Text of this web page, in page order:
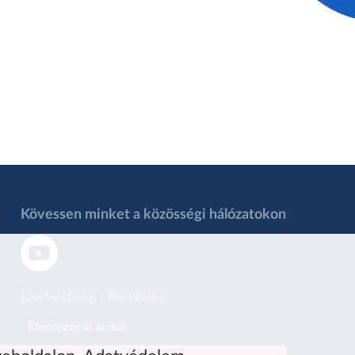
Kövessen minket a közösségi hálózatokon
Ellenőrizze az árakat